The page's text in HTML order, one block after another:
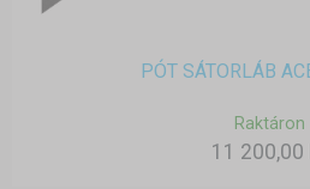
PÓT SÁTORLÁB
Raktáron
11 200,00